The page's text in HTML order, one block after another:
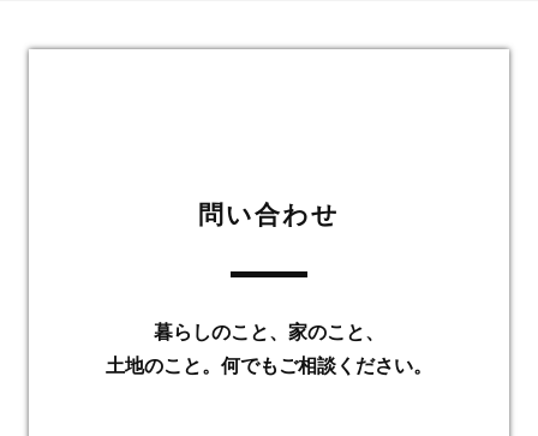
問い合わせ
暮らしのこと、家のこと、
土地のこと。何でもご相談ください。